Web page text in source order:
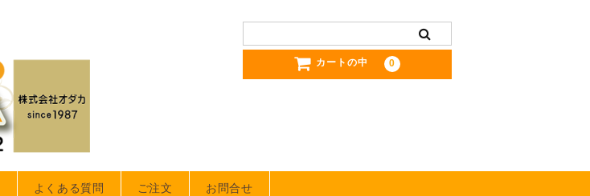
カートの中 0
よくある質問 ご注文 お問合せ